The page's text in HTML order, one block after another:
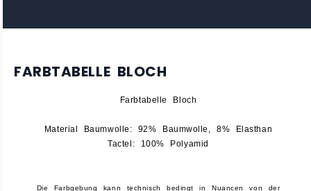
FARBTABELLE BLOCH
Farbtabelle Bloch
Material Baumwolle: 92% Baumwolle, 8% Elasthan
Tactel: 100% Polyamid
Die Farbgebung kann technisch bedingt in Nuancen von der